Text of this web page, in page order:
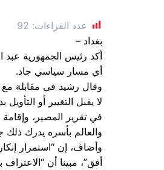
عدد القراءات: 92
بغداد –
أكد رئيس الجمهورية
أي مسار سياسي جاد.
وقال رشيد في مقابلة
لا يقبل التغيير أو
في تقرير المصير، وإقامة
والعالم بأسره يدرك ذلك
وأضاف، إن “استمرار
أفق”، مبينا أن